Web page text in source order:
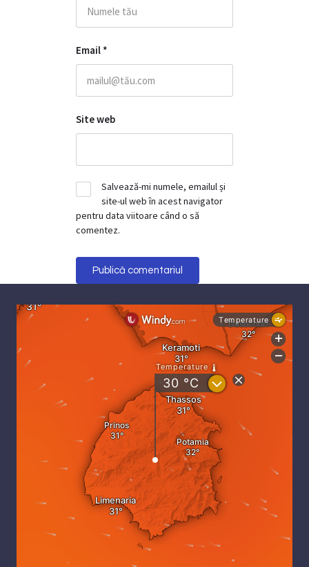
Email *
Site web
Salvează-mi numele, emailul și
site-ul web în acest navigator
pentru data viitoare când o să
comentez.